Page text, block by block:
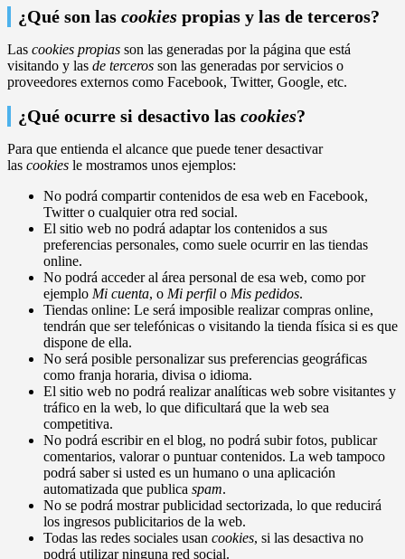
¿Qué son las cookies propias y las de terceros?
Las cookies propias son las generadas por la página que está
visitando y las de terceros son las generadas por servicios o
proveedores externos como Facebook, Twitter, Google, etc.
¿Qué ocurre si desactivo las cookies?
Para que entienda el alcance que puede tener desactivar
las cookies le mostramos unos ejemplos:
No podrá compartir contenidos de esa web en Facebook,
Twitter o cualquier otra red social.
El sitio web no podrá adaptar los contenidos a sus
preferencias personales, como suele ocurrir en las tiendas
online.
No podrá acceder al área personal de esa web, como por
ejemplo Mi cuenta, o Mi perfil o Mis pedidos.
Tiendas online: Le será imposible realizar compras online,
tendrán que ser telefónicas o visitando la tienda física si es que
dispone de ella.
No será posible personalizar sus preferencias geográficas
como franja horaria, divisa o idioma.
El sitio web no podrá realizar analíticas web sobre visitantes y
tráfico en la web, lo que dificultará que la web sea
competitiva.
No podrá escribir en el blog, no podrá subir fotos, publicar
comentarios, valorar o puntuar contenidos. La web tampoco
podrá saber si usted es un humano o una aplicación
automatizada que publica spam.
No se podrá mostrar publicidad sectorizada, lo que reducirá
los ingresos publicitarios de la web.
Todas las redes sociales usan cookies, si las desactiva no
podrá utilizar ninguna red social.